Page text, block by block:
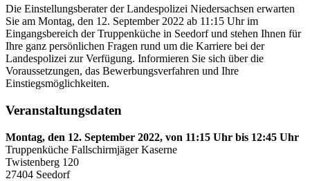
Die Einstellungsberater der Landespolizei Niedersachsen erwarten
Sie am Montag, den 12. September 2022 ab 11:15 Uhr im
Eingangsbereich der Truppenküche in Seedorf und stehen Ihnen für
Ihre ganz persönlichen Fragen rund um die Karriere bei der
Landespolizei zur Verfügung. Informieren Sie sich über die
Voraussetzungen, das Bewerbungsverfahren und Ihre
Einstiegsmöglichkeiten.
Veranstaltungsdaten
Montag, den 12. September 2022, von 11:15 Uhr bis 12:45 Uhr
Truppenküche Fallschirmjäger Kaserne
Twistenberg 120
27404 Seedorf